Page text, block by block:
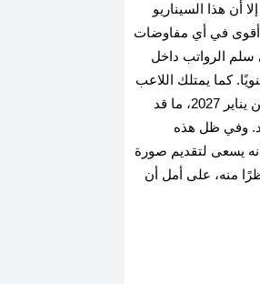
أن هذا السيناريو
أقوى في أي مفاوضات
سلم الرواتب داخل
مبابي، والذي يصل إلى نحو 30 مليون يورو سنويًا. كما يمتلك اللاعب
ورقة ضغط إضافية تتمثل في عدم التجديد، مع إمكانية الدخول في مفاوضات مع أي نادٍ بداية من يناير 2027، ما قد
. وفي ظل هذه
يسعى لتقديم صورة
كان منتظرًا منه، على أمل أن